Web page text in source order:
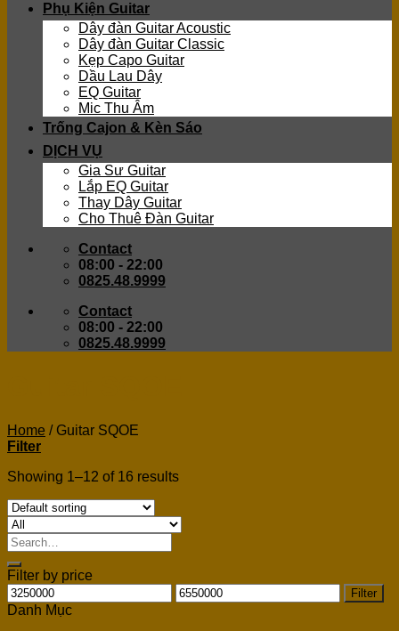
Phụ Kiện Guitar
Dây đàn Guitar Acoustic
Dây đàn Guitar Classic
Kẹp Capo Guitar
Dầu Lau Dây
EQ Guitar
Mic Thu Âm
Trống Cajon & Kèn Sáo
DỊCH VỤ
Gia Sư Guitar
Lắp EQ Guitar
Thay Dây Guitar
Cho Thuê Đàn Guitar
Contact
08:00 - 22:00
0825.48.9999
Contact
08:00 - 22:00
0825.48.9999
Home /Guitar SQOE
Filter
Showing 1–12 of 16 results
Search
for:
Filter by price
Min
price
Max
price
Filter
Danh Mục